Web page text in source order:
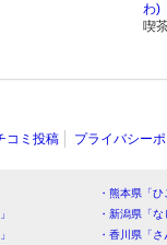
わ)
喫
コミ投稿 プライバシー
・熊本県「
・新潟県「
・香川県「